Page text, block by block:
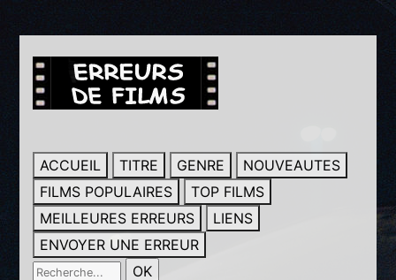
ACCUEIL TITRE GENRE
NOUVEAUTES
FILMS POPULAIRES
TOP FILMS
MEILLEURES ERREURS
LIENS
ENVOYER UNE ERREUR